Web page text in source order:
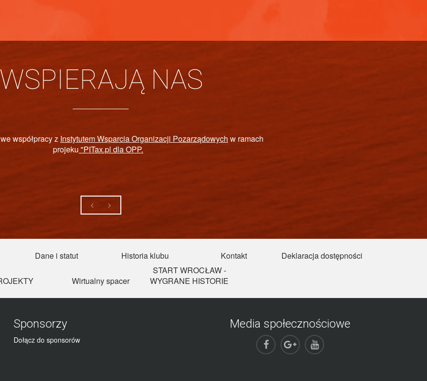
WSPIERAJĄ NAS
FUNDUSZ REHABILITACJI OSÓB NIEPEŁNOSPRAWNYCH
Dane i statut Historia klubu Kontakt Deklaracja dostępności
Wirtualny spacer
START WROCŁAW -
WYGRANE HISTORIE
Sponsorzy
Dołącz do sponsorów
Media społecznościowe